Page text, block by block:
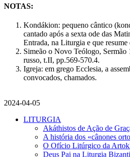
NOTAS:
Kondákion: pequeno cântico
cantado após a sexta ode das
Entrada, na Liturgia e que resume
Simeão o Novo Teólogo, Sermão
russo, t.II, pp.569-570.4.
Igreja: em grego Ecclesia, a
convocados, chamados.
2024-04-05
LITURGIA
Akáthistos de Ação de
A história dos «cânones
O Ofício Litúrgico da
Deus Pai na Liturgia